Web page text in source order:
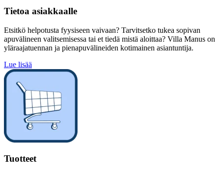
Tietoa asiakkaalle
Etsitkö helpotusta fyysiseen vaivaan? Tarvitsetko tukea sopivan
apuvälineen valitsemisessa tai et tiedä mistä aloittaa? Villa Manus on
yläraajatuennan ja pienapuvälineiden kotimainen asiantuntija.
Lue lisää
Tuotteet